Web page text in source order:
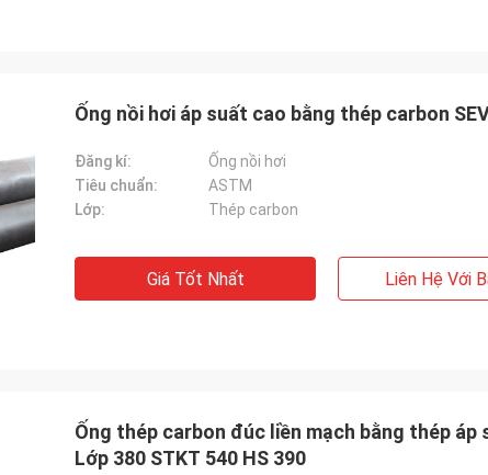
Ống nồi hơi áp suất cao bằng thép carbon
Đăng kí:
Ống nồi hơi
Tiêu chuẩn:
ASTM
Lớp:
Thép carbon
Giá Tốt Nhất Liên Hệ Với
Ống thép carbon đúc liền mạch bằng thép áp
Lớp 380 STKT 540 HS 390